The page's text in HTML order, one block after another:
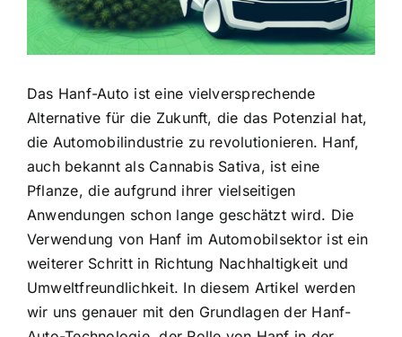
Das Hanf-Auto ist eine vielversprechende
Alternative für die Zukunft, die das Potenzial hat,
die Automobilindustrie zu revolutionieren. Hanf,
auch bekannt als Cannabis Sativa, ist eine
Pflanze, die aufgrund ihrer vielseitigen
Anwendungen schon lange geschätzt wird. Die
Verwendung von Hanf im Automobilsektor ist ein
weiterer Schritt in Richtung Nachhaltigkeit und
Umweltfreundlichkeit. In diesem Artikel werden
wir uns genauer mit den Grundlagen der Hanf-